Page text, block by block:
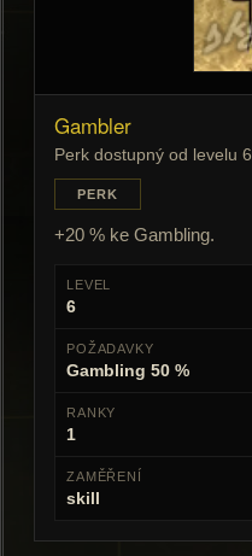
Gambler
Perk dostupný od levelu 6.
PERK
+20 % ke Gambling.
LEVEL
6
POŽADAVKY
Gambling 50 %
RANKY
1
ZAMĚŘENÍ
skill